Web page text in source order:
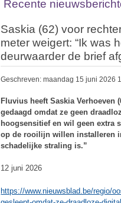
Recente
Saskia (62) voor
meter weigert: “Ik was
deurwaarder de brief
Geschreven: maandag 15 juni 2026
Fluvius heeft Saskia Verhoeven
gedaagd omdat ze geen
hoogsensitief en wil geen extra
op de rooilijn willen installeren
schadelijke straling is.”
12 juni 2026
https://www.nieuwsblad.be/regio/